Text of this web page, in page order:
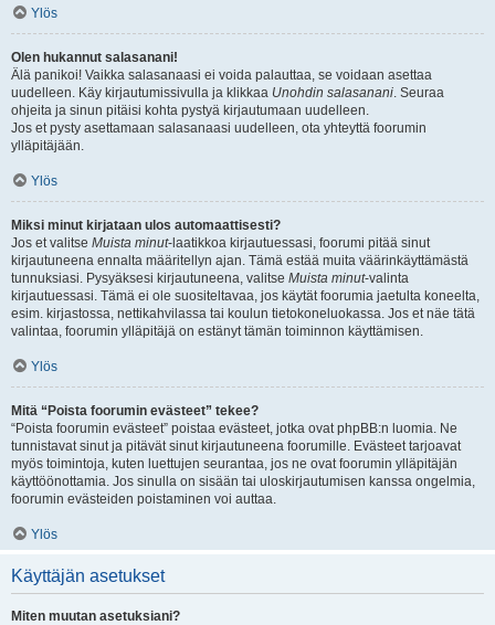
Ylös
Olen hukannut salasanani!
Älä panikoi! Vaikka salasanaasi ei voida palauttaa, se voidaan asettaa
uudelleen. Käy kirjautumissivulla ja klikkaa Unohdin salasanani. Seuraa
ohjeita ja sinun pitäisi kohta pystyä kirjautumaan uudelleen.
Jos et pysty asettamaan salasanaasi uudelleen, ota yhteyttä foorumin
ylläpitäjään.
Ylös
Miksi minut kirjataan ulos automaattisesti?
Jos et valitse Muista minut-laatikkoa kirjautuessasi, foorumi pitää sinut
kirjautuneena ennalta määritellyn ajan. Tämä estää muita väärinkäyttämästä
tunnuksiasi. Pysyäksesi kirjautuneena, valitse Muista minut-valinta
kirjautuessasi. Tämä ei ole suositeltavaa, jos käytät foorumia jaetulta koneelta,
esim. kirjastossa, nettikahvilassa tai koulun tietokoneluokassa. Jos et näe tätä
valintaa, foorumin ylläpitäjä on estänyt tämän toiminnon käyttämisen.
Ylös
Mitä “Poista foorumin evästeet” tekee?
“Poista foorumin evästeet” poistaa evästeet, jotka ovat phpBB:n luomia. Ne
tunnistavat sinut ja pitävät sinut kirjautuneena foorumille. Evästeet tarjoavat
myös toimintoja, kuten luettujen seurantaa, jos ne ovat foorumin ylläpitäjän
käyttöönottamia. Jos sinulla on sisään tai uloskirjautumisen kanssa ongelmia,
foorumin evästeiden poistaminen voi auttaa.
Ylös
Käyttäjän asetukset
Miten muutan asetuksiani?